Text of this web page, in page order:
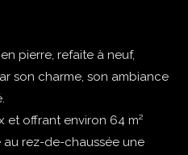
pierre, refaite à neuf,
son charme, son ambiance
et offrant environ 64 m²
rez-de-chaussée une